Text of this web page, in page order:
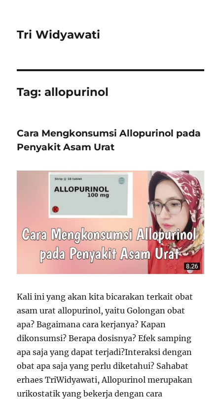
Tri Widyawati
Tag:allopurinol
Cara Mengkonsumsi Allopurinol pada
Penyakit Asam Urat
Kali ini yang akan kita bicarakan terkait obat
asam urat allopurinol, yaitu Golongan obat
apa? Bagaimana cara kerjanya? Kapan
dikonsumsi? Berapa dosisnya? Efek samping
apa saja yang dapat terjadi?Interaksi dengan
obat apa saja yang perlu diketahui? Sahabat
erhaes TriWidyawati, Allopurinol merupakan
urikostatik yang bekerja dengan cara